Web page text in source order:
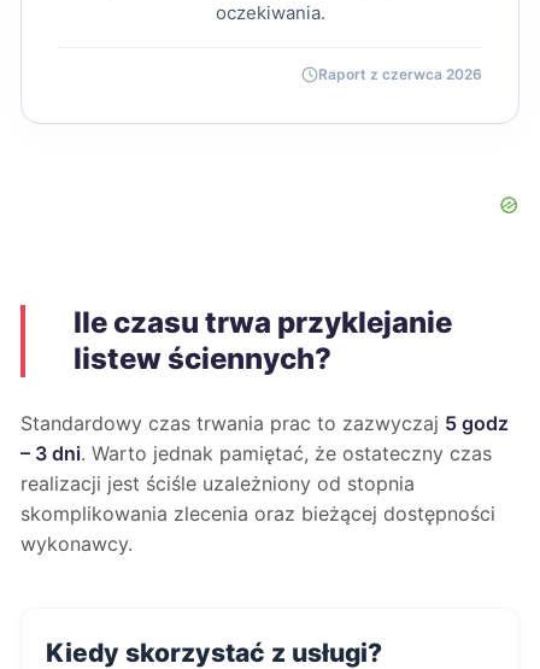
oczekiwania.
Raport z czerwca 2026
Ile czasu trwa przyklejanie
listew ściennych?
Standardowy czas trwania prac to zazwyczaj 5 godz
– 3 dni. Warto jednak pamiętać, że ostateczny czas
realizacji jest ściśle uzależniony od stopnia
skomplikowania zlecenia oraz bieżącej dostępności
wykonawcy.
Kiedy skorzystać z usługi?